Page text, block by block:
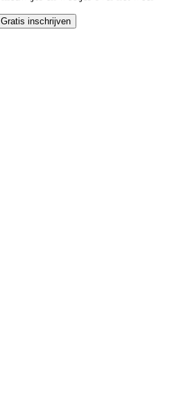
Gratis inschrijven